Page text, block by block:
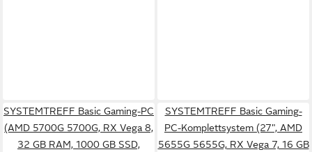
SYSTEMTREFF Basic Gaming-PC
(AMD 5700G 5700G, RX Vega 8,
32 GB RAM, 1000 GB SSD,
SYSTEMTREFF Basic Gaming-
PC-Komplettsystem (27", AMD
5655G 5655G, RX Vega 7, 16 GB